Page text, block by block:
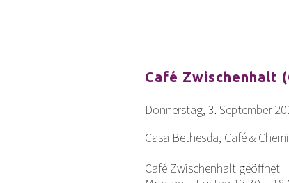
Café Zwischenhalt
Donnerstag, 3. September
Casa Bethesda, Café &
Café Zwischenhalt geöffnet